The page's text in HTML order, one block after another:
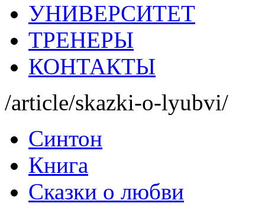
УНИВЕРСИТЕТ
ТРЕНЕРЫ
КОНТАКТЫ
/article/skazki-o-lyubvi/
Синтон
Книга
Сказки о любви